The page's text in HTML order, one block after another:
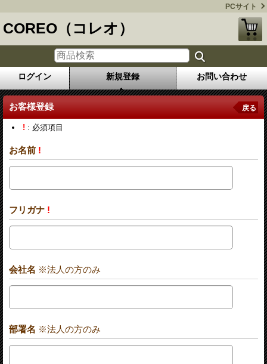
PCサイト
COREO（コレオ）
ログイン 新規登録 お問い合わせ
お客様登録 戻る
! : 必須項目
お名前 !
フリガナ !
会社名 ※法人の方のみ
部署名 ※法人の方のみ